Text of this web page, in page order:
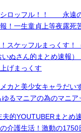
シロッフル！！ 永遠
！一生童貞上等夜露死
スケッフルまっくす！
いぬさん的まとめ速報
げまっくす
カと美少女キャラだい
るマニアの為のマニア
的YOUTUBERまとめ
介護生活！激動の1750